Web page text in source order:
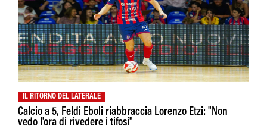
IL RITORNO DEL LATERALE
Calcio a 5, Feldi Eboli riabbraccia Lorenzo Etzi: "Non
vedo l'ora di rivedere i tifosi"